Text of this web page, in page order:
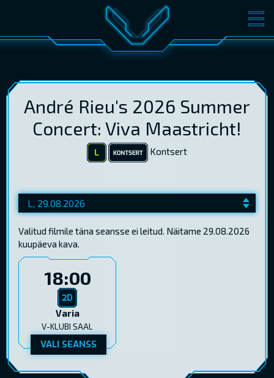
FILMID PILETID
KONVERENTS V-KLUBI
KINKEKAARDID
LOGI SISSE
André Rieu's 2026 Summer
Concert: Viva Maastricht!
Kontsert
Valitud filmile täna seansse ei leitud. Näitame 29.08.2026
kuupäeva kava.
18:00
Varia
V-KLUBI SAAL
VALI SEANSS